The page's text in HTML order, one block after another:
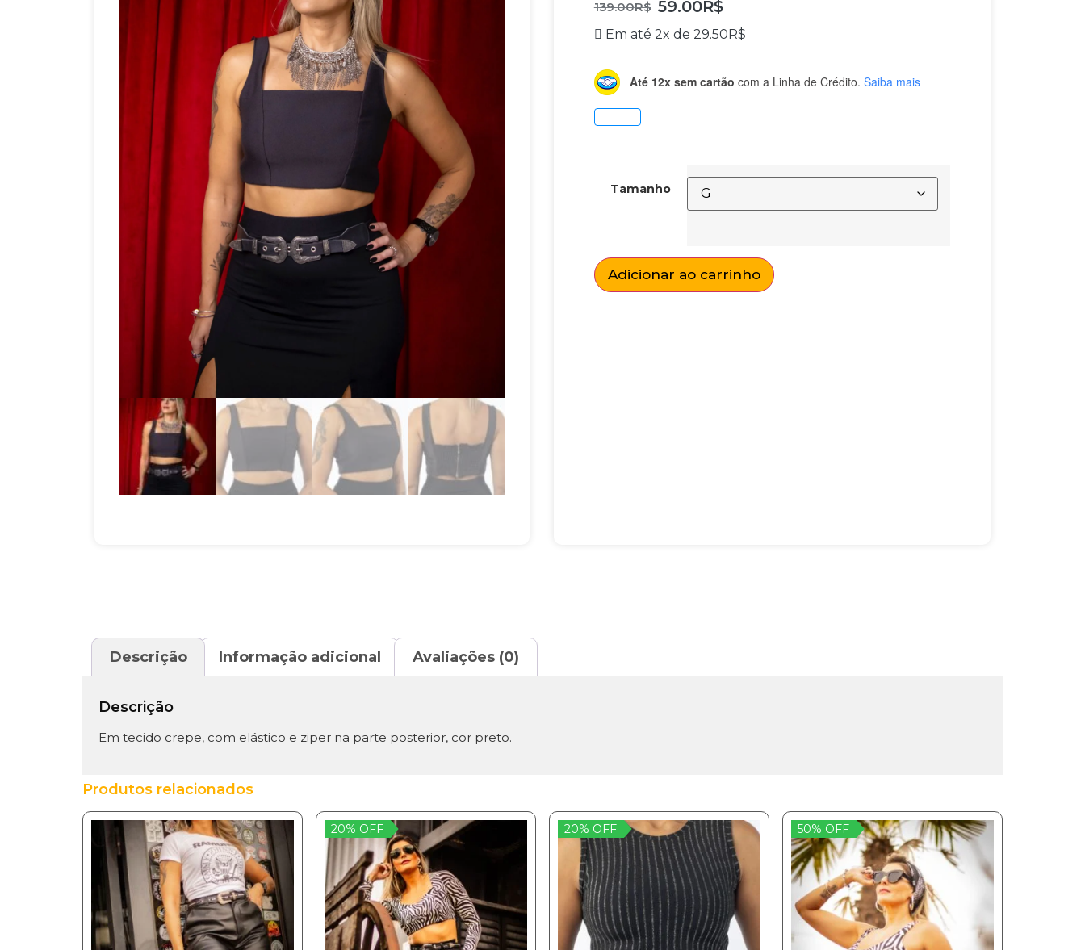
139.00R$ 59.00R$
Em até 2x de 29.50 R$
Até 12x sem cartão com a Linha de Crédito. Saiba mais
Tamanho
Adicionar ao carrinho
Descrição Informação adicional Avaliações (0)
Descrição
Em tecido crepe, com elástico e ziper na parte posterior, cor preto.
Produtos relacionados
20% OFF 20% OFF 50% OFF